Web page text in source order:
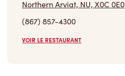
Northern Arviat, NU, X0C 0E0
(867) 857-4300
VOIR LE RESTAURANT